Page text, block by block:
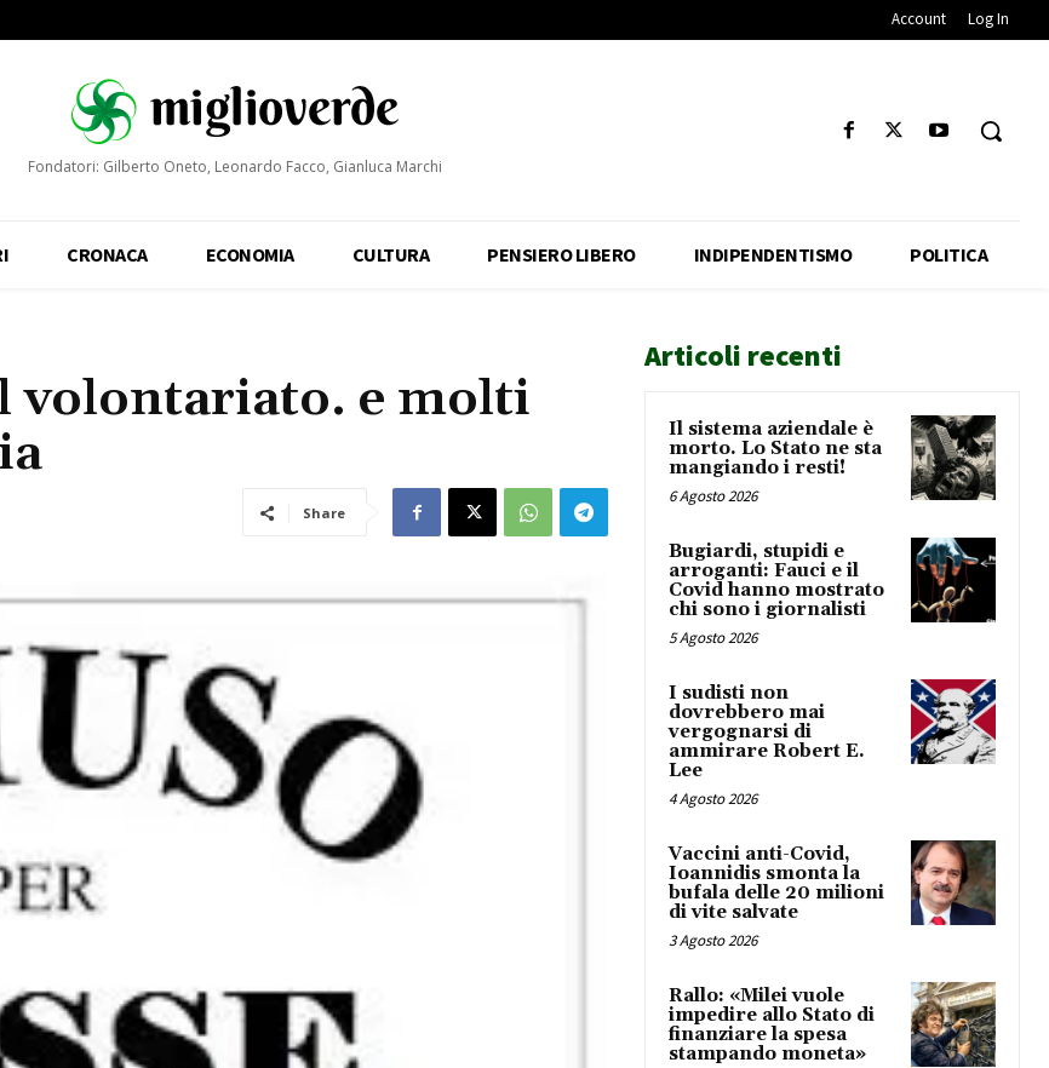
Account Log In
Fondatori: Gilberto Oneto, Leonardo Facco, Gianluca Marchi
CRONACA ECONOMIA CULTURA PENSIERO LIBERO INDIPENDENTISMO POLITICA
volontariato. e molti
Share
Articoli recenti
Il sistema aziendale è
morto. Lo Stato ne sta
mangiando i resti!
6 Agosto 2026
Bugiardi, stupidi e
arroganti: Fauci e il
Covid hanno mostrato
chi sono i giornalisti
5 Agosto 2026
I sudisti non
dovrebbero mai
vergognarsi di
ammirare Robert E.
Lee
4 Agosto 2026
Vaccini anti-Covid,
Ioannidis smonta la
bufala delle 20 milioni
di vite salvate
3 Agosto 2026
Rallo: «Milei vuole
impedire allo Stato di
finanziare la spesa
stampando moneta»